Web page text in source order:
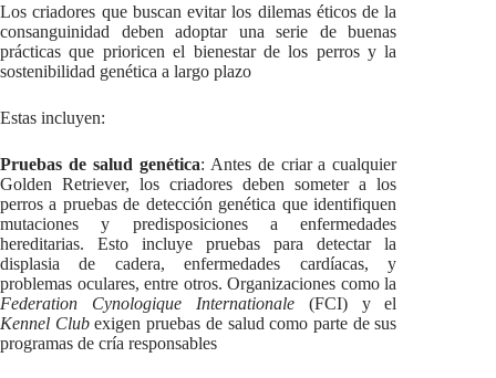
Los criadores que buscan evitar los dilemas éticos de la
consanguinidad deben adoptar una serie de buenas
prácticas que prioricen el bienestar de los perros y la
sostenibilidad genética a largo plazo
Estas incluyen:
Pruebas de salud genética: Antes de criar a cualquier
Golden Retriever, los criadores deben someter a los
perros a pruebas de detección genética que identifiquen
mutaciones y predisposiciones a enfermedades
hereditarias. Esto incluye pruebas para detectar la
displasia de cadera, enfermedades cardíacas, y
problemas oculares, entre otros. Organizaciones como la
Federation Cynologique Internationale(FCI) y el
Kennel Clubexigen pruebas de salud como parte de sus
programas de cría responsables